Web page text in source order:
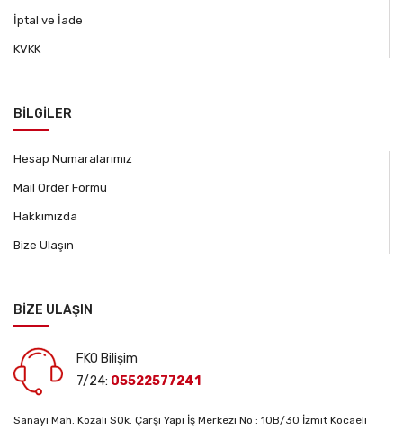
İptal ve İade
KVKK
BİLGİLER
Hesap Numaralarımız
Mail Order Formu
Hakkımızda
Bize Ulaşın
BİZE ULAŞIN
FKO Bilişim
7/24: 05522577241
Sanayi Mah. Kozalı SOk. Çarşı Yapı İş Merkezi No : 10B/30 İzmit Kocaeli